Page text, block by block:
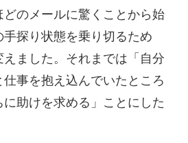
のメールに驚くことから始
手探り状態を乗り切るため
ました。それまでは「自分
事を抱え込んでいたところ
助けを求める」ことにした